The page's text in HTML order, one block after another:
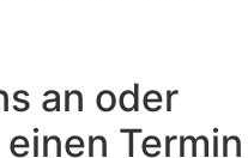
an oder
Termin